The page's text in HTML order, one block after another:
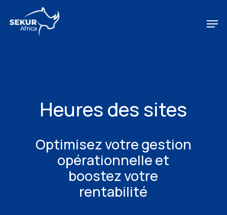
main
Heures des sites
Optimisez votre gestion
opérationnelle et
boostez votre
rentabilité